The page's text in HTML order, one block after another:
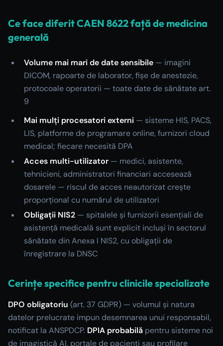
Ce face diferit CAEN 8622 față de medicina
generală
Volume mai mari de date sensibile — imagini
DICOM, rapoarte de laborator, fișe de anestezie,
protocoale operatorii — toate date de sănătate art.
9
Mai mulți procesatori externi — sisteme HIS, PACS,
LIS, platforme de programare online, furnizori cloud
medical; fiecare necesită DPA
Acces multi-utilizator — medici, asistente,
tehnicieni, administratori financiari accesează
dosarele — riscul de acces neautorizat crește
proporțional cu numărul de utilizatori
Obligații NIS2 — spitalele și furnizorii esențiali de
asistență medicală sunt explicit incluși în sectorul
sănătate din Anexa I NIS2, cu obligații de
înregistrare la DNSC
Cerințe specifice pentru clinicile specializate
DPO obligatoriu (art. 37 GDPR) — volumul și natura
datelor prelucrate impun desemnarea unui responsabil,
notificat la ANSPDCP. DPIA probabilă pentru sisteme noi
de imagistică AI, portale de pacienți sau profilare